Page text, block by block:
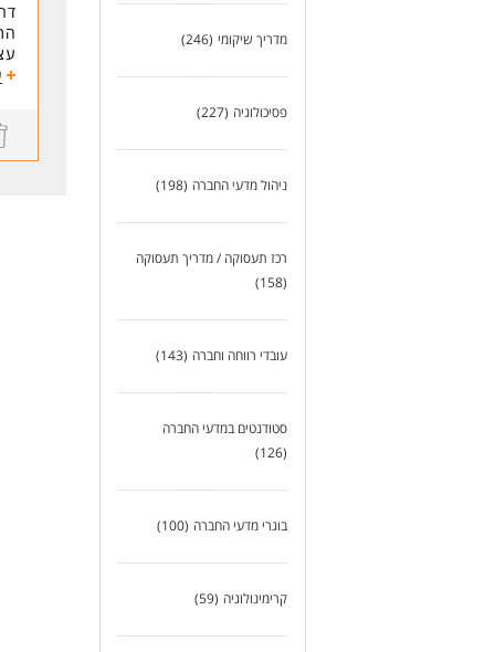
מדריך שיקומי (246)
פסיכולוגיה (227)
ניהול מדעי החברה (198)
רכז תעסוקה / מדריך תעסוקה
(158)
עובדי רווחה וחברה (143)
סטודנטים במדעי החברה
(126)
בוגרי מדעי החברה (100)
קרימינולוגיה (59)
*
*
*